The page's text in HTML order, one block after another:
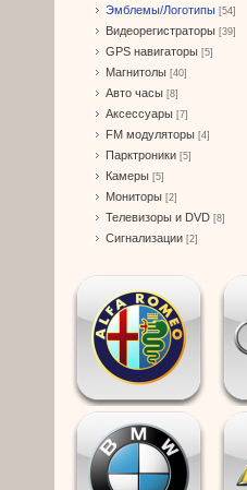
Эмблемы/Логотипы [54]
Видеорегистраторы [39]
GPS навигаторы [5]
Магнитолы [40]
Авто часы [8]
Аксессуары [7]
FM модуляторы [4]
Парктроники [5]
Камеры [5]
Мониторы [2]
Телевизоры и DVD [8]
Сигнализации [2]